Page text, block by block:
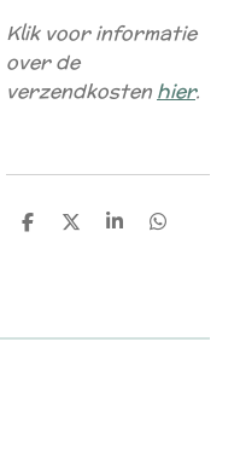
Klik voor informatie
over de
verzendkosten hier.
D
D
S
D